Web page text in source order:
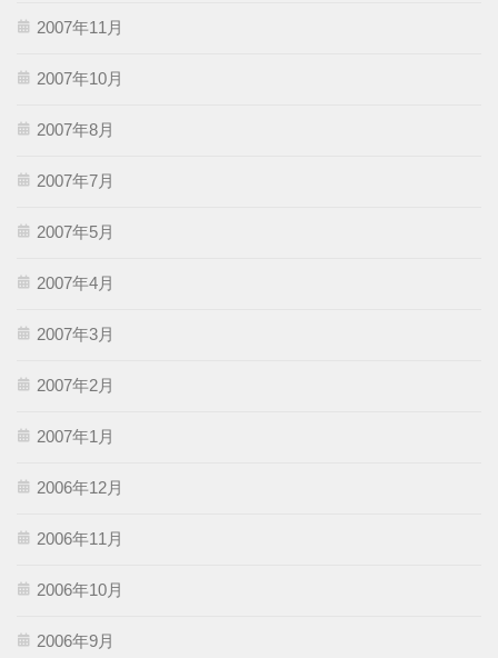
2007年11月
2007年10月
2007年8月
2007年7月
2007年5月
2007年4月
2007年3月
2007年2月
2007年1月
2006年12月
2006年11月
2006年10月
2006年9月